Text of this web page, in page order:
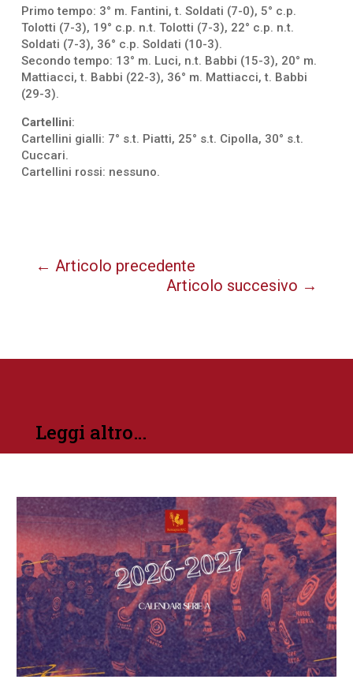
Primo tempo: 3° m. Fantini, t. Soldati (7-0), 5° c.p.
Tolotti (7-3), 19° c.p. n.t. Tolotti (7-3), 22° c.p. n.t.
Soldati (7-3), 36° c.p. Soldati (10-3).
Secondo tempo: 13° m. Luci, n.t. Babbi (15-3), 20° m.
Mattiacci, t. Babbi (22-3), 36° m. Mattiacci, t. Babbi
(29-3).
Cartellini:
Cartellini gialli: 7° s.t. Piatti, 25° s.t. Cipolla, 30° s.t.
Cuccari.
Cartellini rossi: nessuno.
← Articolo precedente
Articolo succesivo →
Leggi altro…